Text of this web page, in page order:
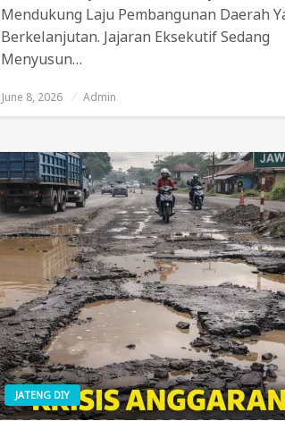
Mendukung Laju Pembangunan Daerah
Berkelanjutan. Jajaran Eksekutif Sedang
Menyusun…
Posted
June 8, 2026 Admin
JATENG DIY